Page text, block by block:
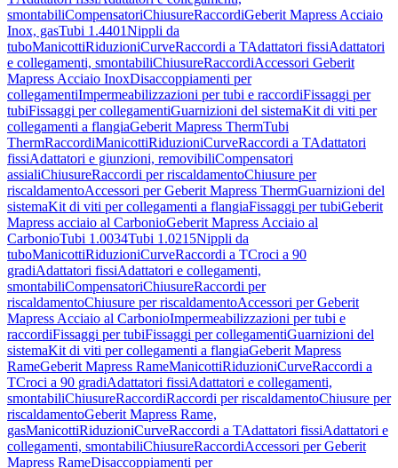
smontabiliCompensatoriChiusureRaccordiGeberit Mapress Acciaio
Inox, gasTubi 1.4401Nippli da
tuboManicottiRiduzioniCurveRaccordi a TAdattatori fissiAdattatori
e collegamenti, smontabiliChiusureRaccordiAccessori Geberit
Mapress Acciaio InoxDisaccoppiamenti per
collegamentiImpermeabilizzazioni per tubi e raccordiFissaggi per
tubiFissaggi per collegamentiGuarnizioni del sistemaKit di viti per
collegamenti a flangiaGeberit Mapress ThermTubi
ThermRaccordiManicottiRiduzioniCurveRaccordi a TAdattatori
fissiAdattatori e giunzioni, removibiliCompensatori
assialiChiusureRaccordi per riscaldamentoChiusure per
riscaldamentoAccessori per Geberit Mapress ThermGuarnizioni del
sistemaKit di viti per collegamenti a flangiaFissaggi per tubiGeberit
Mapress acciaio al CarbonioGeberit Mapress Acciaio al
CarbonioTubi 1.0034Tubi 1.0215Nippli da
tuboManicottiRiduzioniCurveRaccordi a TCroci a 90
gradiAdattatori fissiAdattatori e collegamenti,
smontabiliCompensatoriChiusureRaccordi per
riscaldamentoChiusure per riscaldamentoAccessori per Geberit
Mapress Acciaio al CarbonioImpermeabilizzazioni per tubi e
raccordiFissaggi per tubiFissaggi per collegamentiGuarnizioni del
sistemaKit di viti per collegamenti a flangiaGeberit Mapress
RameGeberit Mapress RameManicottiRiduzioniCurveRaccordi a
TCroci a 90 gradiAdattatori fissiAdattatori e collegamenti,
smontabiliChiusureRaccordiRaccordi per riscaldamentoChiusure per
riscaldamentoGeberit Mapress Rame,
gasManicottiRiduzioniCurveRaccordi a TAdattatori fissiAdattatori e
collegamenti, smontabiliChiusureRaccordiAccessori per Geberit
Mapress RameDisaccoppiamenti per